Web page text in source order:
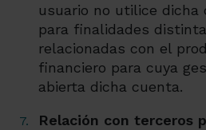
usuario no utilice dicha
para finalidades
relacionadas con el
financiero para cuya
abierta dicha cuenta.
Relación con terceros